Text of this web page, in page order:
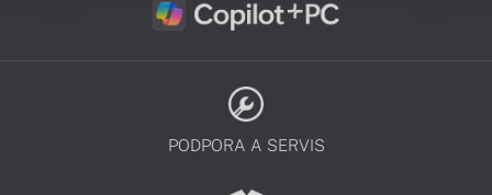
PODPORA A SERVIS